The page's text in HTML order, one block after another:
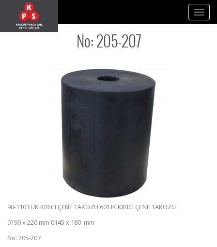
KPS KAUÇUK
No: 205-207
90-110'LUK KIRICI ÇENE TAKOZU 60'LIK KIRICI ÇENE TAKOZU
0190 x 220 mm 0145 x 180 mm
No: 205-207